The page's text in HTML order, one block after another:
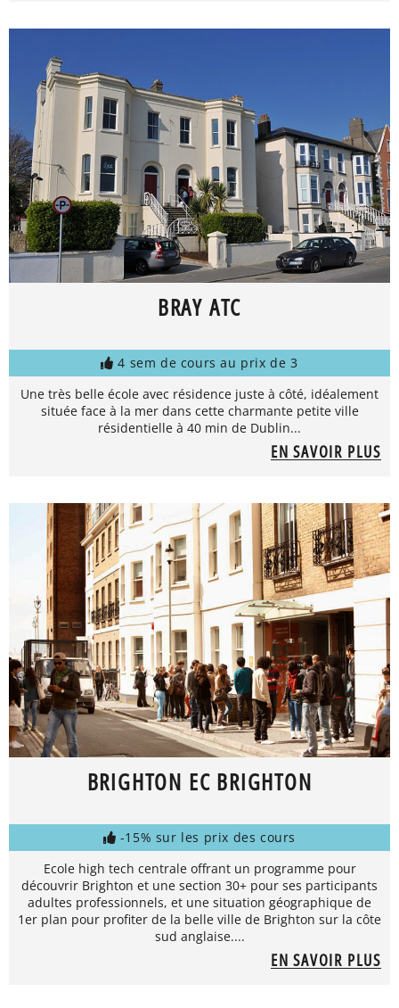
BRAY ATC
4 sem de cours au prix de 3
Une très belle école avec résidence juste à côté, idéalement
située face à la mer dans cette charmante petite ville
résidentielle à 40 min de Dublin...
EN SAVOIR PLUS
BRIGHTON EC BRIGHTON
-15% sur les prix des cours
Ecole high tech centrale offrant un programme pour
découvrir Brighton et une section 30+ pour ses participants
adultes professionnels, et une situation géographique de
1er plan pour profiter de la belle ville de Brighton sur la côte
sud anglaise....
EN SAVOIR PLUS